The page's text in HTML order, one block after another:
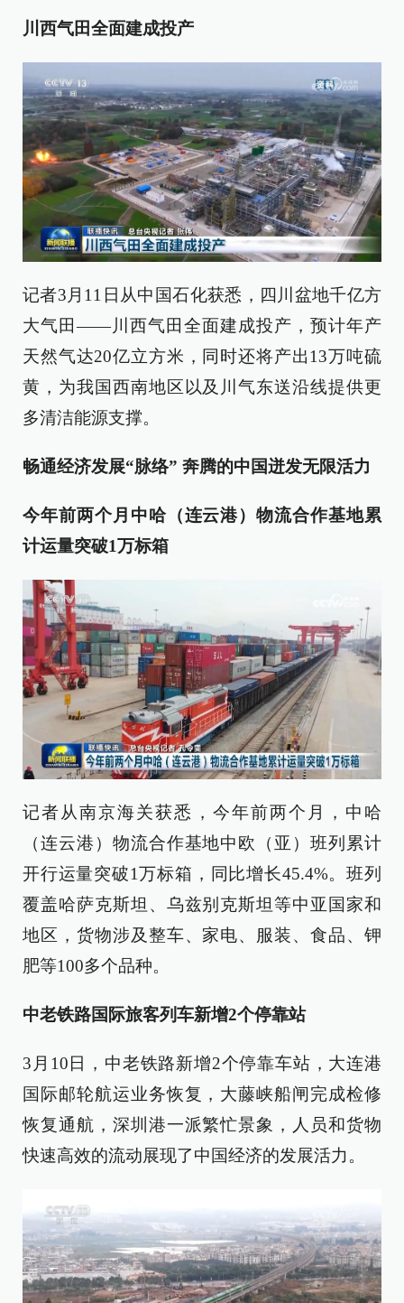
川西气田全面建成投产
记者3月11日从中国石化获悉，四川盆地千亿方
大气田——川西气田全面建成投产，预计年产
天然气达20亿立方米，同时还将产出13万吨硫
黄，为我国西南地区以及川气东送沿线提供更
多清洁能源支撑。
畅通经济发展“脉络” 奔腾的中国迸发无限活力
今年前两个月中哈（连云港）物流合作基地累
计运量突破1万标箱
记者从南京海关获悉，今年前两个月，中哈
（连云港）物流合作基地中欧（亚）班列累计
开行运量突破1万标箱，同比增长45.4%。班列
覆盖哈萨克斯坦、乌兹别克斯坦等中亚国家和
地区，货物涉及整车、家电、服装、食品、钾
肥等100多个品种。
中老铁路国际旅客列车新增2个停靠站
3月10日，中老铁路新增2个停靠车站，大连港
国际邮轮航运业务恢复，大藤峡船闸完成检修
恢复通航，深圳港一派繁忙景象，人员和货物
快速高效的流动展现了中国经济的发展活力。